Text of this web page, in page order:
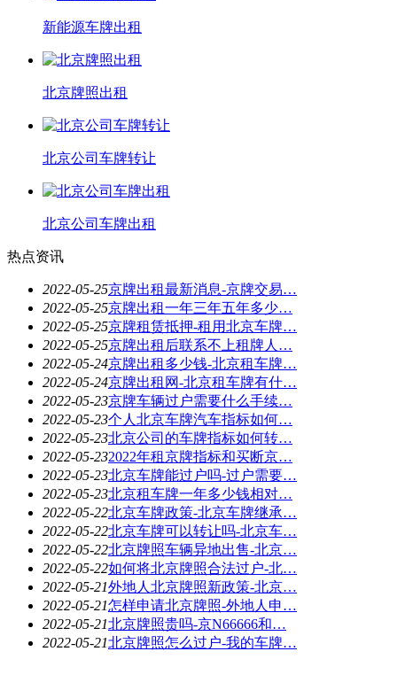
新能源车牌出租
北京牌照出租
北京公司车牌转让
北京公司车牌出租
热点资讯
2022-05-25京牌出租最新消息-京牌交易…
2022-05-25京牌出租一年三年五年多少…
2022-05-25京牌租赁抵押-租用北京车牌…
2022-05-25京牌出租后联系不上租牌人…
2022-05-24京牌出租多少钱-北京租车牌…
2022-05-24京牌出租网-北京租车牌有什…
2022-05-23京牌车辆过户需要什么手续…
2022-05-23个人北京车牌汽车指标如何…
2022-05-23北京公司的车牌指标如何转…
2022-05-232022年租京牌指标和买断京…
2022-05-23北京车牌能过户吗-过户需要…
2022-05-23北京租车牌一年多少钱相对…
2022-05-22北京车牌政策-北京车牌继承…
2022-05-22北京车牌可以转让吗-北京车…
2022-05-22北京牌照车辆异地出售-北京…
2022-05-22如何将北京牌照合法过户-北…
2022-05-21外地人北京牌照新政策-北京…
2022-05-21怎样申请北京牌照-外地人申…
2022-05-21北京牌照贵吗-京N66666和…
2022-05-21北京牌照怎么过户-我的车牌…